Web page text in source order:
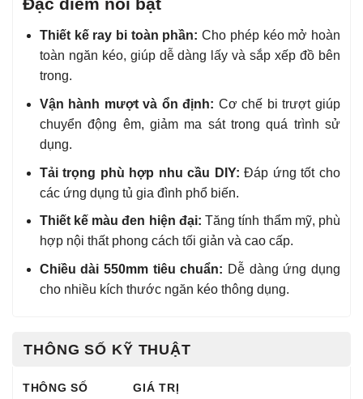
Thiết kế ray bi toàn phần: Cho phép kéo mở hoàn
toàn ngăn kéo, giúp dễ dàng lấy và sắp xếp đồ bên
trong.
Vận hành mượt và ổn định: Cơ chế bi trượt giúp
chuyển động êm, giảm ma sát trong quá trình sử
dụng.
Tải trọng phù hợp nhu cầu DIY: Đáp ứng tốt cho
các ứng dụng tủ gia đình phổ biến.
Thiết kế màu đen hiện đại: Tăng tính thẩm mỹ, phù
hợp nội thất phong cách tối giản và cao cấp.
Chiều dài 550mm tiêu chuẩn: Dễ dàng ứng dụng
cho nhiều kích thước ngăn kéo thông dụng.
THÔNG SỐ KỸ THUẬT
THÔNG SỐ
GIÁ TRỊ